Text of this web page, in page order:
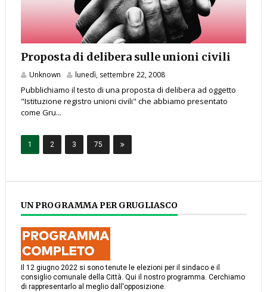
Proposta di delibera sulle unioni civili
Unknown lunedì, settembre 22, 2008
Pubblichiamo il testo di una proposta di delibera ad oggetto
"Istituzione registro unioni civili" che abbiamo presentato
come Gru...
1 2 3 75
UN PROGRAMMA PER GRUGLIASCO
Il 12 giugno 2022 si sono tenute le elezioni per il sindaco e il
consiglio comunale della Città. Qui il nostro programma. Cerchiamo
di rappresentarlo al meglio dall'opposizione.